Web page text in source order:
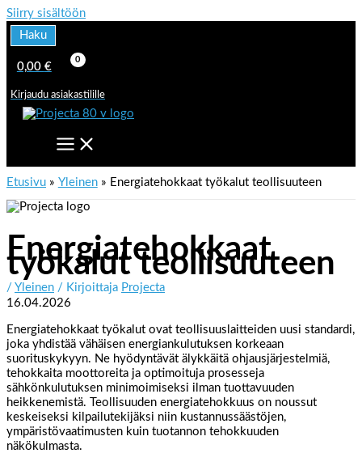
Siirry sisältöön
Haku
0,00 €
Kirjaudu asiakastilille
Etusivu Yleinen Energiatehokkaat työkalut teollisuuteen
Energiatehokkaat
työkalut teollisuuteen
/ Yleinen / Kirjoittaja Projecta
16.04.2026
Energiatehokkaat työkalut ovat teollisuuslaitteiden uusi standardi,
joka yhdistää vähäisen energiankulutuksen korkeaan
suorituskykyyn. Ne hyödyntävät älykkäitä ohjausjärjestelmiä,
tehokkaita moottoreita ja optimoituja prosesseja
sähkönkulutuksen minimoimiseksi ilman tuottavuuden
heikkenemistä. Teollisuuden energiatehokkuus on noussut
keskeiseksi kilpailutekijäksi niin kustannussäästöjen,
ympäristövaatimusten kuin tuotannon tehokkuuden
näkökulmasta.